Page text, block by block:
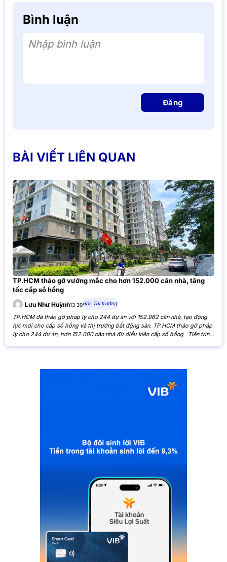
Bình luận
Nhập bình luận
Đăng
BÀI VIẾT LIÊN QUAN
TP.HCM tháo gỡ vướng mắc cho hơn 152.000 căn nhà, tăng
tốc cấp sổ hồng
Lưu Như Huỳnh13:3960s Thị trường
TP.HCM đã tháo gỡ pháp lý cho 244 dự án với 152.962 căn nhà, tạo động
lực mới cho cấp sổ hồng và thị trường bất động sản. TP.HCM tháo gỡ pháp
lý cho 244 dự án, hơn 152.000 căn nhà đủ điều kiện cấp sổ hồng Tiến trình